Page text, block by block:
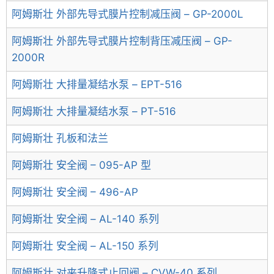
阿姆斯壮 外部先导式膜片控制减压阀 – GP-2000L
阿姆斯壮 外部先导式膜片控制背压减压阀 – GP-
2000R
阿姆斯壮 大排量凝结水泵 – EPT-516
阿姆斯壮 大排量凝结水泵 – PT-516
阿姆斯壮 孔板和法兰
阿姆斯壮 安全阀 – 095-AP 型
阿姆斯壮 安全阀 – 496-AP
阿姆斯壮 安全阀 – AL-140 系列
阿姆斯壮 安全阀 – AL-150 系列